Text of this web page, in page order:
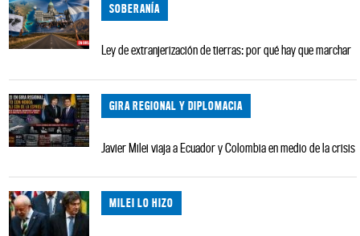
SOBERANÍA
Ley de extranjerización de tierras: por qué hay que marchar
GIRA REGIONAL Y DIPLOMACIA
Javier Milei viaja a Ecuador y Colombia en medio de la crisis
MILEI LO HIZO